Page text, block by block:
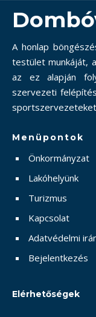
A honlap
testület munkáját,
az ez alapján
szervezeti
Menüpontok
Önkormányzat
Lakóhelyünk
Turizmus
Kapcsolat
Adatvédelmi
Bejelentkezés
Elérhetőségek